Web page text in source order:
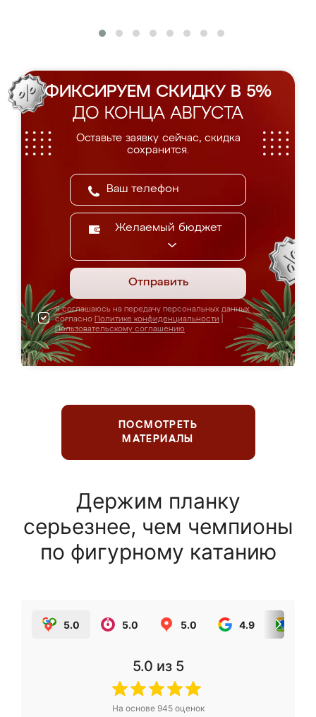
ФИКСИРУЕМ СКИДКУ В 5%
ДО КОНЦА АВГУСТА
Оставьте заявку сейчас, скидка
сохранится.
Желаемый бюджет
Отправить
Я соглашаюсь на передачу персональных данных
согласно Политике конфиденциальности
Пользовательскому соглашению
ПОСМОТРЕТЬ
МАТЕРИАЛЫ
Держим планку
серьезнее, чем чемпионы
по фигурному катанию
5.0 5.0 5.0 4.9
5.0 из 5
На основе 945оценок